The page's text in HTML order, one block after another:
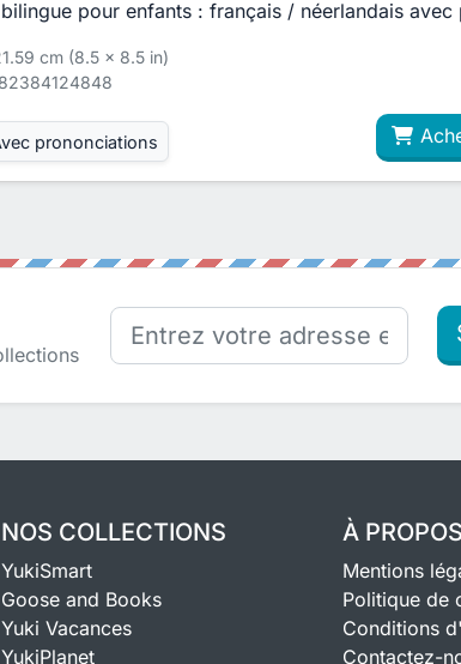
pour enfants : français / néerlandais avec
cm (8.5 x 8.5 in)
prononciations
NOS COLLECTIONS
YukiSmart
Goose and Books
Yuki Vacances
YukiPlanet
À
Mentions
Politique de
Conditions
Contactez-